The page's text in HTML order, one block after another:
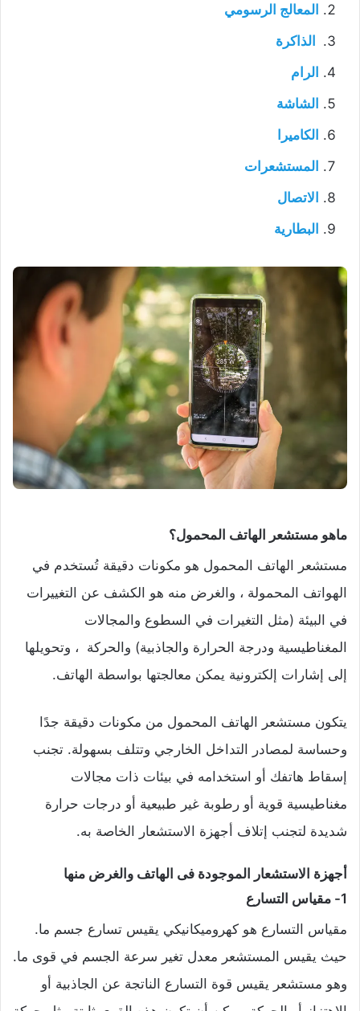
المعالج الرسومي
الذاكرة
الرام
الشاشة
الكاميرا
المستشعرات
الاتصال
البطارية
ماهو مستشعر الهاتف المحمول؟
مستشعر الهاتف المحمول هو مكونات دقيقة تُستخدم في
الهواتف المحمولة ، والغرض منه هو الكشف عن التغييرات
في البيئة (مثل التغيرات في السطوع والمجالات
المغناطيسية ودرجة الحرارة والجاذبية) والحركة ، وتحويلها
إلى إشارات إلكترونية يمكن معالجتها بواسطة الهاتف.
يتكون مستشعر الهاتف المحمول من مكونات دقيقة جدًا
وحساسة لمصادر التداخل الخارجي وتتلف بسهولة. تجنب
إسقاط هاتفك أو استخدامه في بيئات ذات مجالات
مغناطيسية قوية أو رطوبة غير طبيعية أو درجات حرارة
شديدة لتجنب إتلاف أجهزة الاستشعار الخاصة به.
أجهزة الاستشعار الموجودة فى الهاتف والغرض منها
1- مقياس التسارع
مقياس التسارع هو كهروميكانيكي يقيس تسارع جسم ما.
حيث يقيس المستشعر معدل تغير سرعة الجسم في قوى ما.
وهو مستشعر يقيس قوة التسارع الناتجة عن الجاذبية أو